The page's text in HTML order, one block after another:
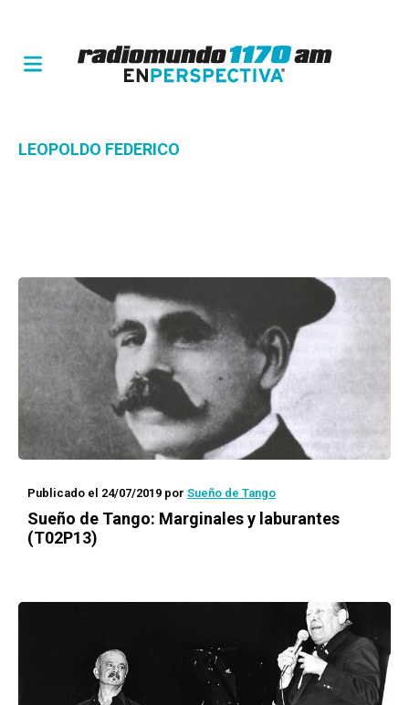
LEOPOLDO FEDERICO
Publicado el 24/07/2019 por Sueño de Tango
Sueño de Tango: Marginales y laburantes
(T02P13)